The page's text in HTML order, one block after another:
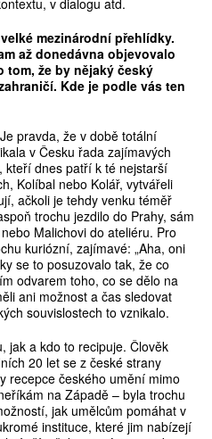
v dialogu atd.
mezinárodní přehlídky.
až donedávna objevovalo
tom, že by nějaký český
Kde je podle vás ten
pravda, že v době totální
v Česku řada zajímavých
kteří dnes patří k té nejstarší
Kolíbal nebo Kolář, vytvářeli
ačkoli je tehdy venku téměř
trochu jezdilo do Prahy, sám
Malichovi do ateliéru. Pro
kuriózní, zajímavé: „Aha, oni
se to posuzovalo tak, že co
odvarem toho, co se dělo na
ani možnost a čas sledovat
souvislostech to vznikalo.
jak a kdo to recipuje. Člověk
20 let se z české strany
recepce českého umění mimo
na Západě – byla trochu
jak umělcům pomáhat v
instituce, které jim nabízejí